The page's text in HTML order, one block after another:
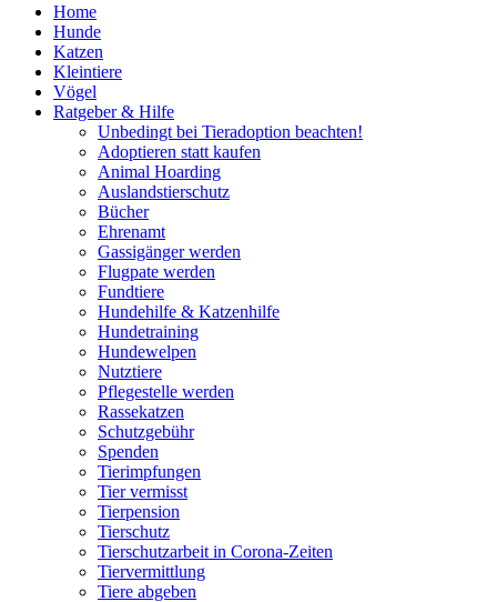
Home
Hunde
Katzen
Kleintiere
Vögel
Ratgeber & Hilfe
Unbedingt bei Tieradoption beachten!
Adoptieren statt kaufen
Animal Hoarding
Auslandstierschutz
Bücher
Ehrenamt
Gassigänger werden
Flugpate werden
Fundtiere
Hundehilfe & Katzenhilfe
Hundetraining
Hundewelpen
Nutztiere
Pflegestelle werden
Rassekatzen
Schutzgebühr
Spenden
Tierimpfungen
Tier vermisst
Tierpension
Tierschutz
Tierschutzarbeit in Corona-Zeiten
Tiervermittlung
Tiere abgeben